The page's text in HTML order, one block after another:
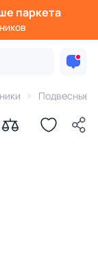
паркета
Подвесные